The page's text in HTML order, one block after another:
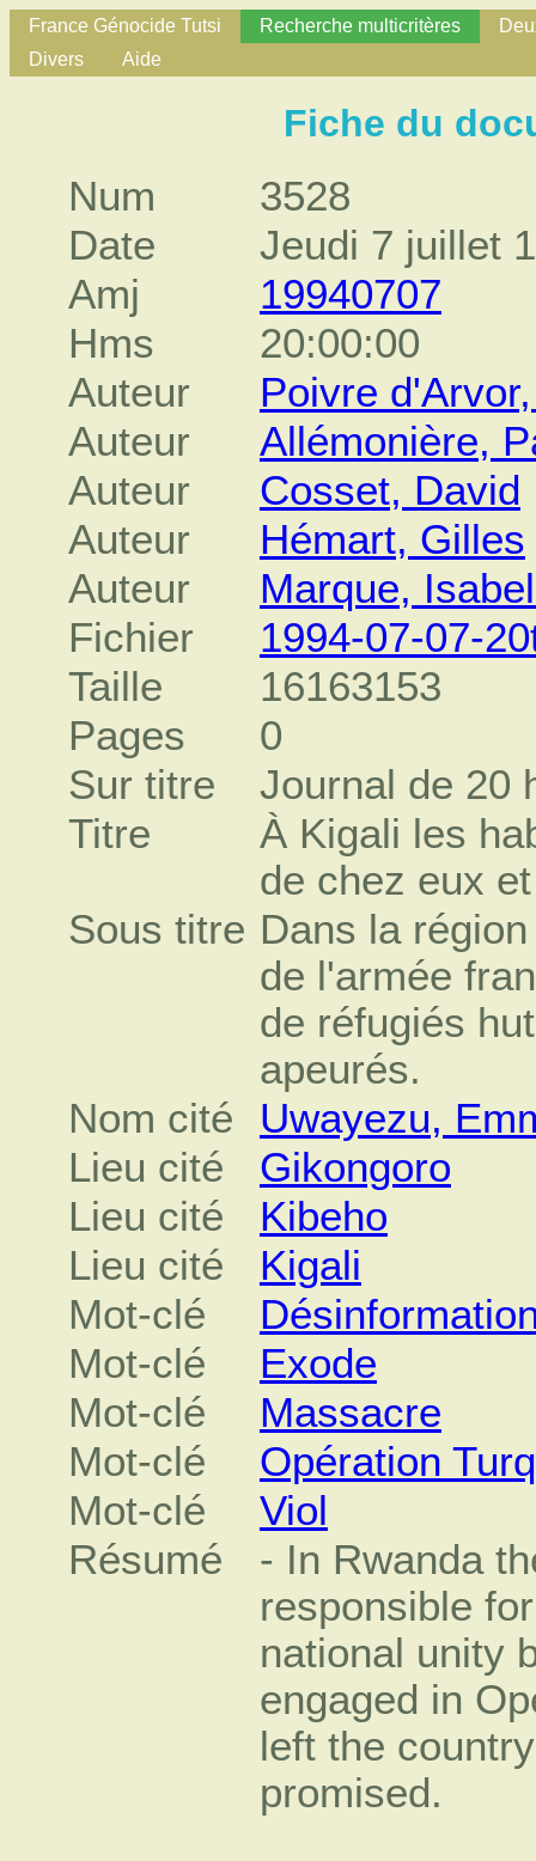
France Génocide Tutsi Recherche multicritères
Divers
Aide
Fiche du
Num
3528
Date
Jeudi 7 juillet
Amj
19940707
Hms
20:00:00
Auteur
Poivre
Auteur
Allémonière,
Auteur
Cosset, David
Auteur
Hémart, Gilles
Auteur
Marque,
Fichier
1994-07-07-
Taille
16163153
Pages
0
Sur titre
Journal de 20
Titre
À Kigali les
de chez eux
Sous titre Dans la
de l'armée
de réfugiés
apeurés.
Nom cité
Uwayezu,
Lieu cité
Gikongoro
Lieu cité
Kibeho
Lieu cité
Kigali
Mot-clé
Mot-clé
Exode
Mot-clé
Massacre
Mot-clé
Opération
Mot-clé
Viol
Résumé
- In Rwanda
responsible
national unity
engaged in
left the
promised.